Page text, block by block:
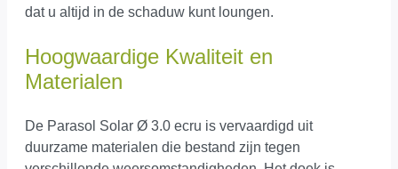
dat u altijd in de schaduw kunt loungen.
Hoogwaardige Kwaliteit en
Materialen
De Parasol Solar Ø 3.0 ecru is vervaardigd uit
duurzame materialen die bestand zijn tegen